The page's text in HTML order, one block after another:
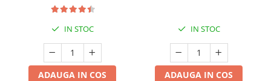
IN STOC
ADAUGA IN COS
IN STOC
ADAUGA IN COS